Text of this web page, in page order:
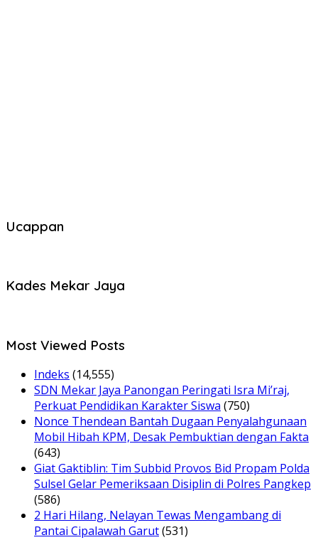
Ucappan
Kades Mekar Jaya
Most Viewed Posts
Indeks (14,555)
SDN Mekar Jaya Panongan Peringati Isra Mi’raj,
Perkuat Pendidikan Karakter Siswa (750)
Nonce Thendean Bantah Dugaan Penyalahgunaan
Mobil Hibah KPM, Desak Pembuktian dengan Fakta
(643)
Giat Gaktiblin: Tim Subbid Provos Bid Propam Polda
Sulsel Gelar Pemeriksaan Disiplin di Polres Pangkep
(586)
2 Hari Hilang, Nelayan Tewas Mengambang di
Pantai Cipalawah Garut(531)